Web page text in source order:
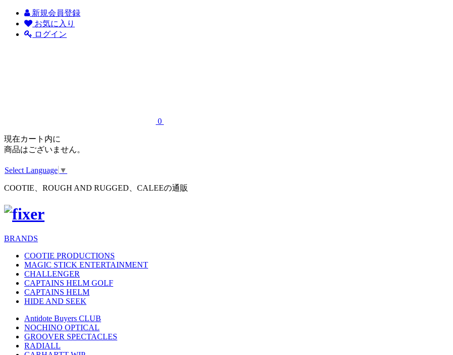
新規会員登録
お気に入り
ログイン
0
現在カート内に
商品はございません。
Select Language ▼
COOTIE、ROUGH AND RUGGED、CALEEの通販
BRANDS
COOTIE PRODUCTIONS
MAGIC STICK ENTERTAINMENT
CHALLENGER
CAPTAINS HELM GOLF
CAPTAINS HELM
HIDE AND SEEK
Antidote Buyers CLUB
NOCHINO OPTICAL
GROOVER SPECTACLES
RADIALL